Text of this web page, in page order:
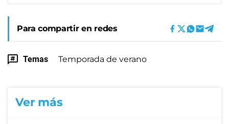
Para compartir en redes
Temas Temporada de verano
Ver más